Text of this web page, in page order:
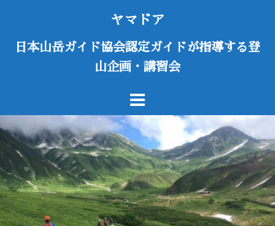
キ
ヤマドア
日本山岳ガイド協会認定ガイドが指導する登
山企画・講習会